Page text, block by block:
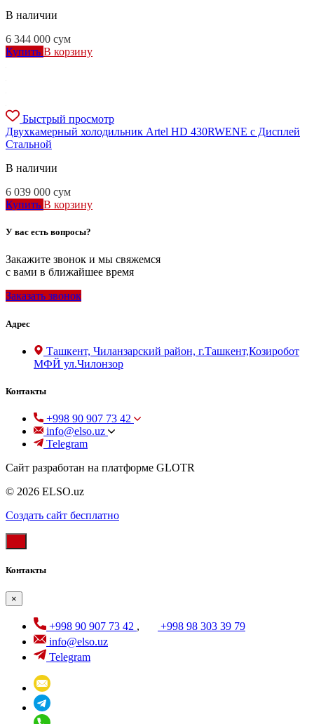
В наличии
6 344 000 сум
Купить В корзину
Быстрый просмотр
Двухкамерный холодильник Artel HD 430RWENE с Дисплей
Стальной
В наличии
6 039 000 сум
Купить В корзину
У вас есть вопросы?
Закажите звонок и мы свяжемся
с вами в ближайшее время
Заказать звонок
Адрес
Ташкент, Чиланзарский район, г.Ташкент,Козиробот
МФЙ ул.Чилонзор
Контакты
+998 90 907 73 42
info@elso.uz
Telegram
Сайт разработан на платформе GLOTR
© 2026 ELSO.uz
Создать cайт бесплатно
Контакты
×
+998 90 907 73 42 ,
+998 98 303 39 79
info@elso.uz
Telegram